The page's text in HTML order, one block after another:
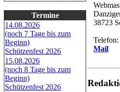
Termine
14.08.2026
(noch 7 Tage bis zum
Beginn)
Schützenfest 2026
15.08.2026
(noch 8 Tage bis zum
Beginn)
Schützenfest 2026
38723
Telefon:
Mail